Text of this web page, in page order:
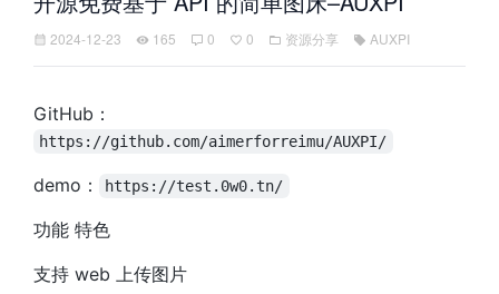
2024-12-23 165 0 0 资源分享 AUXPI
GitHub：
https://github.com/aimerforreimu/AUXPI/
demo： https://test.0w0.tn/
功能 特色
支持 web 上传图片